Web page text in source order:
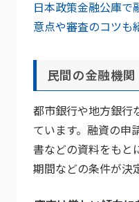
日本政策金融公庫で
意点や審査のコツも
民間の金融機関
都市銀行や地方銀行
ています。融資の申
書などの資料をもと
期間などの条件が決